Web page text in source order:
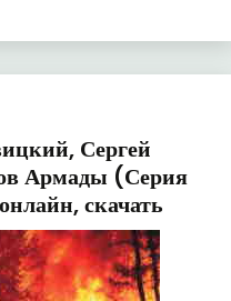
Сергей
Армады (Серия
скачать